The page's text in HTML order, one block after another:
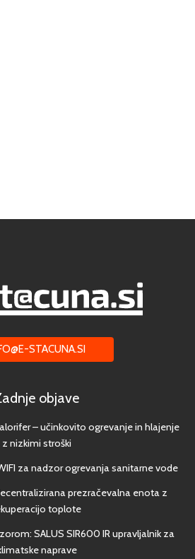
STACUNA.SI
objave
– učinkovito ogrevanje in hlajenje
z nizkimi stroški
za nadzor ogrevanja sanitarne vode
prezračevalna enota z
toplote
SALUS SIR600 IR upravljalnik za
naprave